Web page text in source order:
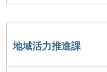
地域活力推進課